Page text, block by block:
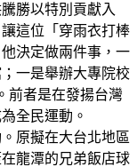
勝以特別貢獻入
這位「穿雨衣打棒
決定做兩件事，一
一是舉辦大專院校
前者是在發揚台灣
全民運動。
原擬在大台北地區
龍潭的兄弟飯店球